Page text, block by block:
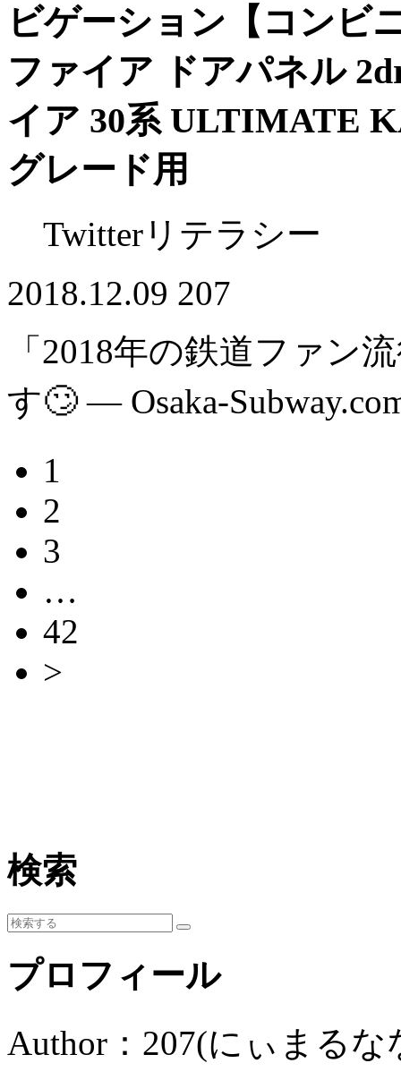
ビゲーション【コンビ
ファイア ドアパネル
イア 30系 ULTIMATE
グレード用
Twitterリテラシー
2018.12.09 207
「2018年の鉄道ファン
す🙄 — Osaka-
1
2
3
…
42
>
検索
プロフィール
Author：207(にぃまるな